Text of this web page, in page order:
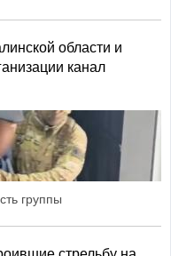
области и
канал
группы